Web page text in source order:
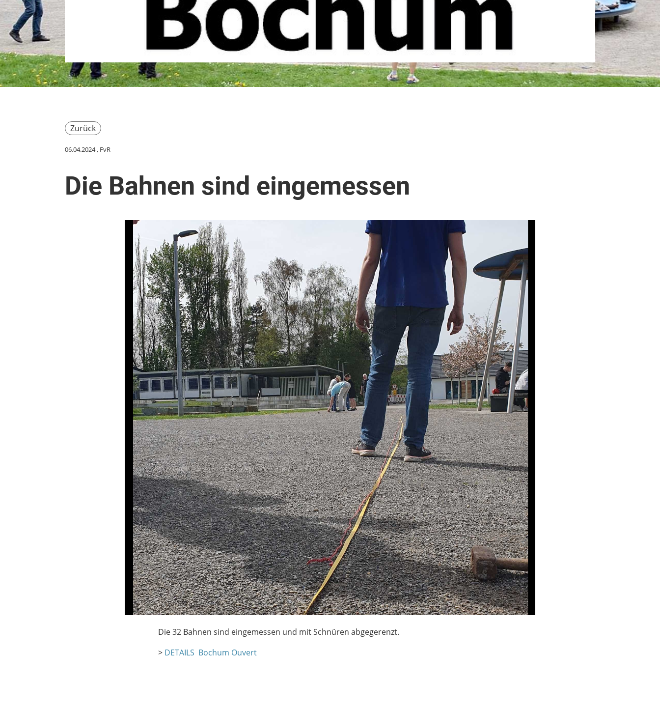
Zurück
06.04.2024, FvR
Die Bahnen sind eingemessen
Die 32 Bahnen sind eingemessen und mit Schnüren abgegerenzt.
> DETAILS Bochum Ouvert